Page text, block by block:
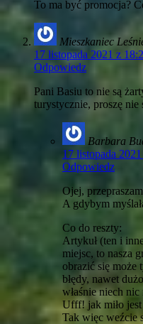
To ma być promocja?
Mieszkaniec
17 listopada 2021 z
Odpowiedz
Pani Basiu to nie są
turystycznie, proszę
Barbara
17 listopada
Odpowiedz
Ojej,
A gdybym
Co do reszty:
Artykuł (ten i
miejsc, to nasza
obrazić się może
błędy, nawet
właśnie niech
Ufff! jak miło
Tak więc weźcie